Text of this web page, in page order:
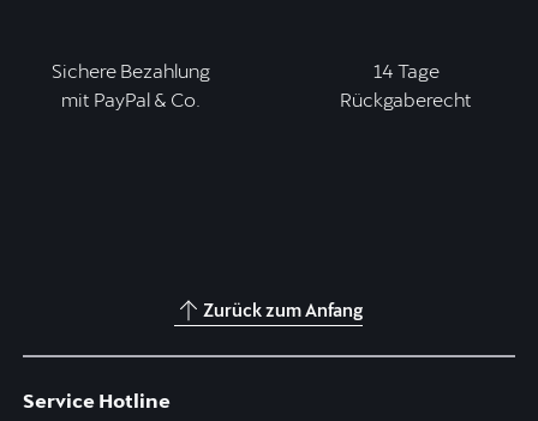
Sichere Bezahlung
mit PayPal & Co.
14 Tage
Rückgaberecht
Zurück zum Anfang
Service Hotline